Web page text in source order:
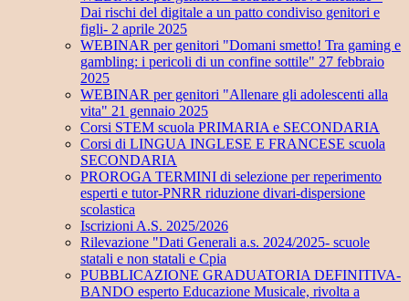
Dai rischi del digitale a un patto condiviso genitori e
figli- 2 aprile 2025
WEBINAR per genitori "Domani smetto! Tra gaming e
gambling: i pericoli di un confine sottile" 27 febbraio
2025
WEBINAR per genitori "Allenare gli adolescenti alla
vita" 21 gennaio 2025
Corsi STEM scuola PRIMARIA e SECONDARIA
Corsi di LINGUA INGLESE E FRANCESE scuola
SECONDARIA
PROROGA TERMINI di selezione per reperimento
esperti e tutor-PNRR riduzione divari-dispersione
scolastica
Iscrizioni A.S. 2025/2026
Rilevazione "Dati Generali a.s. 2024/2025- scuole
statali e non statali e Cpia
PUBBLICAZIONE GRADUATORIA DEFINITIVA-
BANDO esperto Educazione Musicale, rivolta a